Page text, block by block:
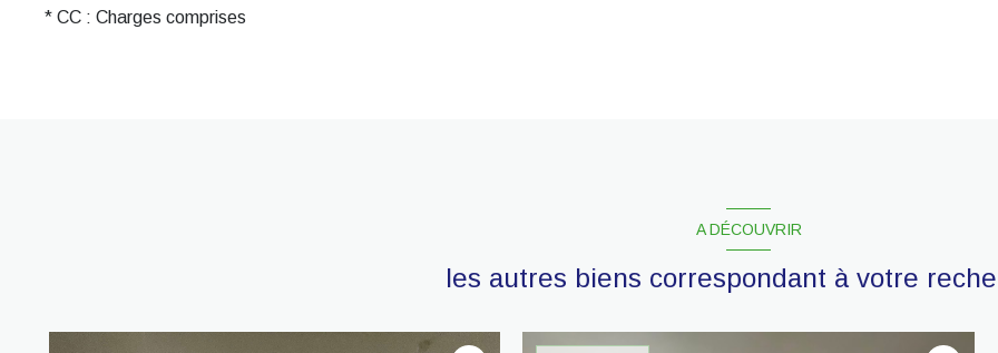
* CC : Charges comprises
A DÉCOUVRIR
les autres biens correspondant à votre